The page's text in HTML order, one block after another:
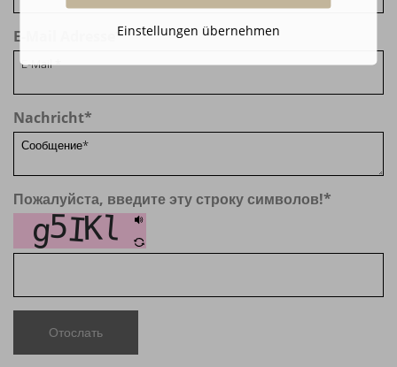
E-Mail Adresse *
Nachricht*
Пожалуйста, введите эту строку символов!*
Отослать
Einstellungen übernehmen